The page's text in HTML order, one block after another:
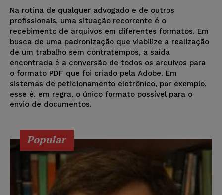
Na rotina de qualquer advogado e de outros
profissionais, uma situação recorrente é o
recebimento de arquivos em diferentes formatos. Em
busca de uma padronização que viabilize a realização
de um trabalho sem contratempos, a saída
encontrada é a conversão de todos os arquivos para
o formato PDF que foi criado pela Adobe. Em
sistemas de peticionamento eletrônico, por exemplo,
esse é, em regra, o único formato possível para o
envio de documentos.
Popular